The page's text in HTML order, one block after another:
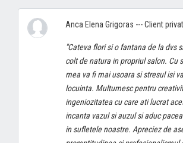
Anca Elena Grigoras --- Client
"Cateva flori si o fantana de la dvs
colt de natura in propriul salon. Cu
mea va fi mai usoara si stresul isi
locuinta. Multumesc pentru
ingeniozitatea cu care ati lucrat
incanta vazul si auzul si aduc
in sufletele noastre. Apreciez de